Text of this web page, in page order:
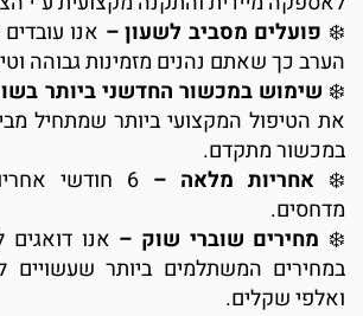
פועלים מסביב לשעון –אנו עובדים
כך שאתם נהנים מזמינות גבוהה
שימוש במכשור החדשני ביותר בשוק
הטיפול המקצועי ביותר שמתחיל
מתקדם.
אחריות מלאה –
6 חודשי
מחירים שוברי שוק –אנו דואגים
המשתלמים ביותר שעשויים
שקלים.